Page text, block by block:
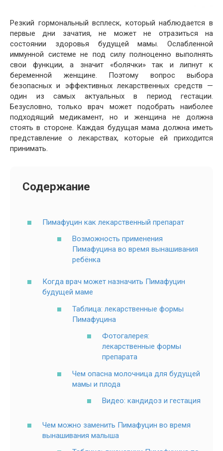
Резкий гормональный всплеск, который наблюдается в
первые дни зачатия, не может не отразиться на
состоянии здоровья будущей мамы. Ослабленной
иммунной системе не под силу полноценно выполнять
свои функции, а значит «болячки» так и липнут к
беременной женщине. Поэтому вопрос выбора
безопасных и эффективных лекарственных средств —
один из самых актуальных в период гестации.
Безусловно, только врач может подобрать наиболее
подходящий медикамент, но и женщина не должна
стоять в стороне. Каждая будущая мама должна иметь
представление о лекарствах, которые ей приходится
принимать.
Содержание
Пимафуцин как лекарственный препарат
Возможность применения
Пимафуцина во время вынашивания
ребёнка
Когда врач может назначить Пимафуцин
будущей маме
Таблица: лекарственные формы
Пимафуцина
Фотогалерея:
лекарственные формы
препарата
Чем опасна молочница для будущей
мамы и плода
Видео: кандидоз и гестация
Чем можно заменить Пимафуцин во время
вынашивания малыша